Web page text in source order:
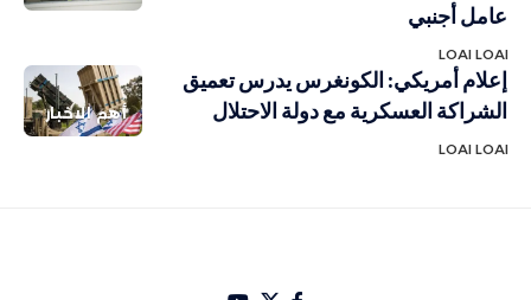
عامل أجنبي
LOAI LOAI
أهم الاخبار
إعلام أمريكي: الكونغرس يدرس تعميق
الشراكة العسكرية مع دولة الاحتلال
LOAI LOAI